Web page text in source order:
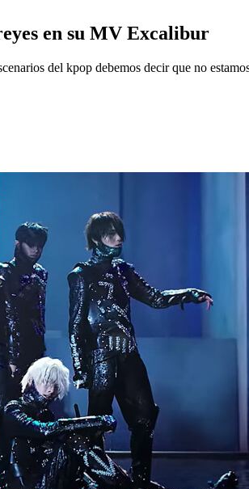
en su MV Excalibur
del kpop debemos decir que no